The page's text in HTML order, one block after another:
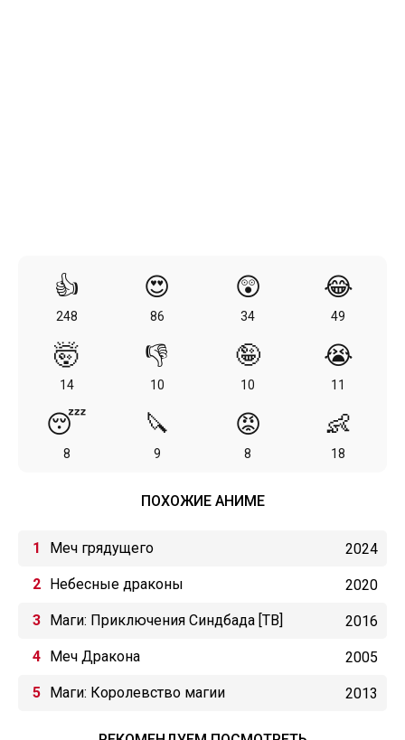
👍
248
😍
86
😲
34
😂
49
🤯
14
👎
10
🤪
10
😭
11
😴
8
🔪
9
😡
8
👶
18
ПОХОЖИЕ АНИМЕ
Меч грядущего 2024
Небесные драконы 2020
Маги: Приключения Синдбада [ТВ] 2016
Меч Дракона 2005
Маги: Королевство магии 2013